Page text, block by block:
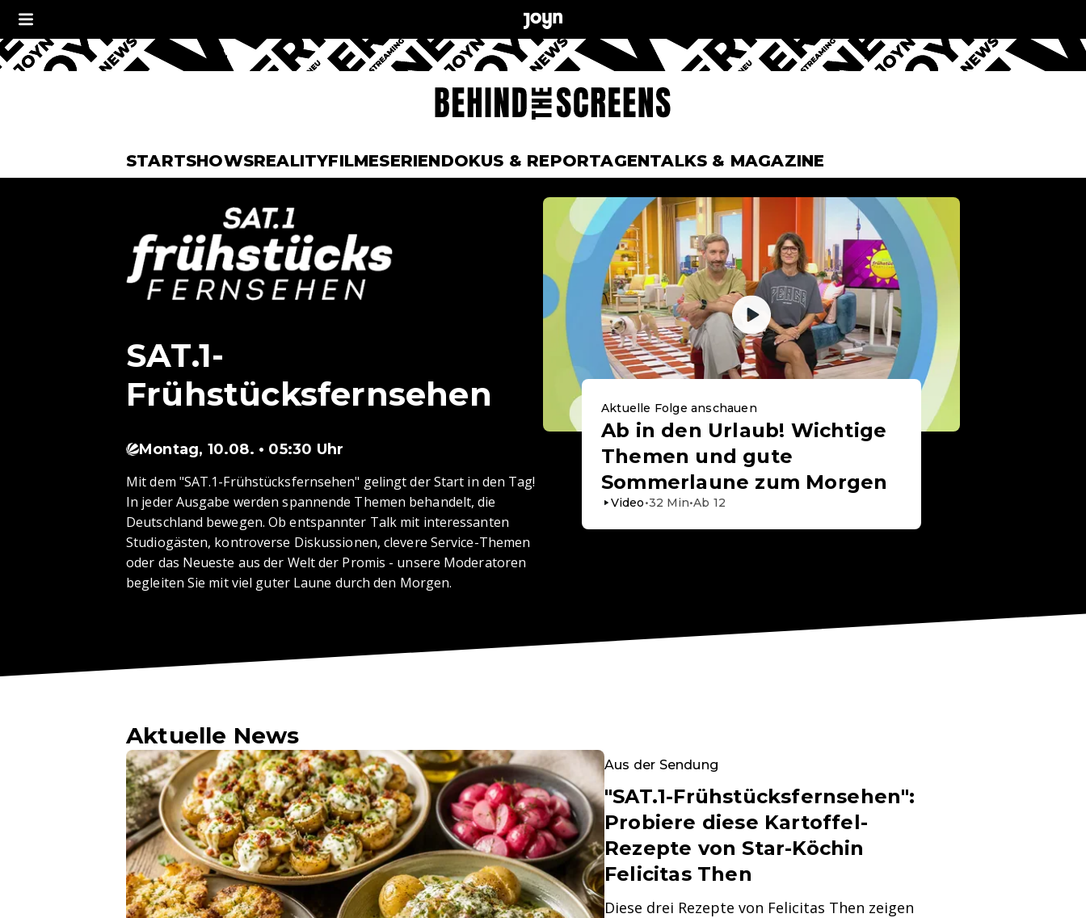
STARTSHOWSREALITYFILMESERIENDOKUS & REPORTAGENTALKS & MAGAZINE
Aktuelle Folge anschauen
Ab in den Urlaub! Wichtige
Themen und gute
Sommerlaune zum Morgen
Video•32 Min•Ab 12
SAT.1-
Frühstücksfernsehen
Montag, 10.08. • 05:30 Uhr
Mit dem "SAT.1-Frühstücksfernsehen" gelingt der Start in den Tag!
In jeder Ausgabe werden spannende Themen behandelt, die
Deutschland bewegen. Ob entspannter Talk mit interessanten
Studiogästen, kontroverse Diskussionen, clevere Service-Themen
oder das Neueste aus der Welt der Promis - unsere Moderatoren
begleiten Sie mit viel guter Laune durch den Morgen.
Aktuelle News
Aus der Sendung
"SAT.1-Frühstücksfernsehen":
Probiere diese Kartoffel-
Rezepte von Star-Köchin
Felicitas Then
Diese drei Rezepte von Felicitas Then zeigen